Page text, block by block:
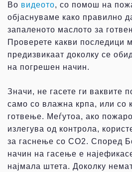
Во видеото, со помош на
објаснуваме како правилно
запаленото маслото за
Проверете какви последици
предизвикаат доколку се
на погрешен начин.
Значи, не гасете ги ваквите
само со влажна крпа, или со
готвење. Меѓутоа, ако
излегува од контрола,
за гаснење со CO2. Според
начин на гасење е
најмала штета. Доколку